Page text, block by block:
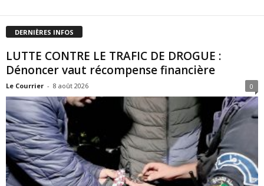
DERNIÈRES INFOS
LUTTE CONTRE LE TRAFIC DE DROGUE :
Dénoncer vaut récompense financière
Le Courrier - 8 août 2026 0